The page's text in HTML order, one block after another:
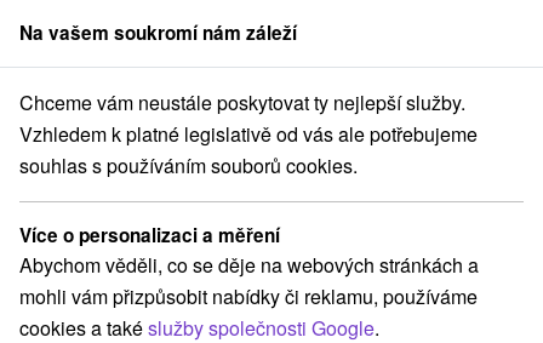
člen skupinySorger
Uzdravování na Gemeru s 55% slevou v termínu 01.12.2023 -
Uzdravování na Gemeru s 55%
slevou v termínu 01.12.2023 -
29.02.2024
Platnost pobytu vypršela! Vyberte si níže z aktuálních nabídek.
Lázně Číž
Na vašem soukromí nám záleží
Chceme vám neustále poskytovat ty nejlepší služby.
Vzhledem k platné legislativě od vás ale potřebujeme
souhlas s používáním souborů cookies.
Více o personalizaci a měření
Abychom věděli, co se děje na webových stránkách a
mohli vám přizpůsobit nabídky či reklamu, používáme
cookies a takéslužby společnosti Google.